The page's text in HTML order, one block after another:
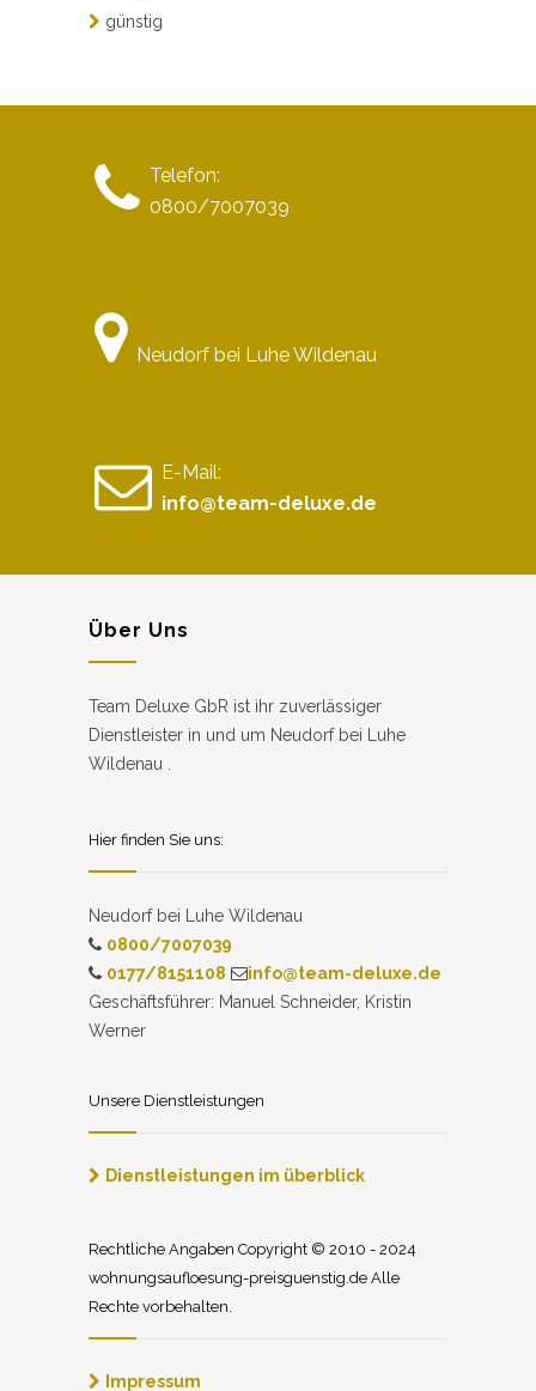
günstig
Telefon:
0800/7007039
Neudorf bei Luhe Wildenau
E-Mail:
info@team-deluxe.de
Über Uns
Team Deluxe GbR ist ihr zuverlässiger
Dienstleister in und um Neudorf bei Luhe
Wildenau .
Hier finden Sie uns:
Neudorf bei Luhe Wildenau
0800/7007039
0177/8151108
info@team-deluxe.de
Geschäftsführer: Manuel Schneider, Kristin
Werner
Unsere Dienstleistungen
Dienstleistungen im überblick
Rechtliche Angaben Copyright © 2010 - 2024
wohnungsaufloesung-preisguenstig.de Alle
Rechte vorbehalten.
Impressum